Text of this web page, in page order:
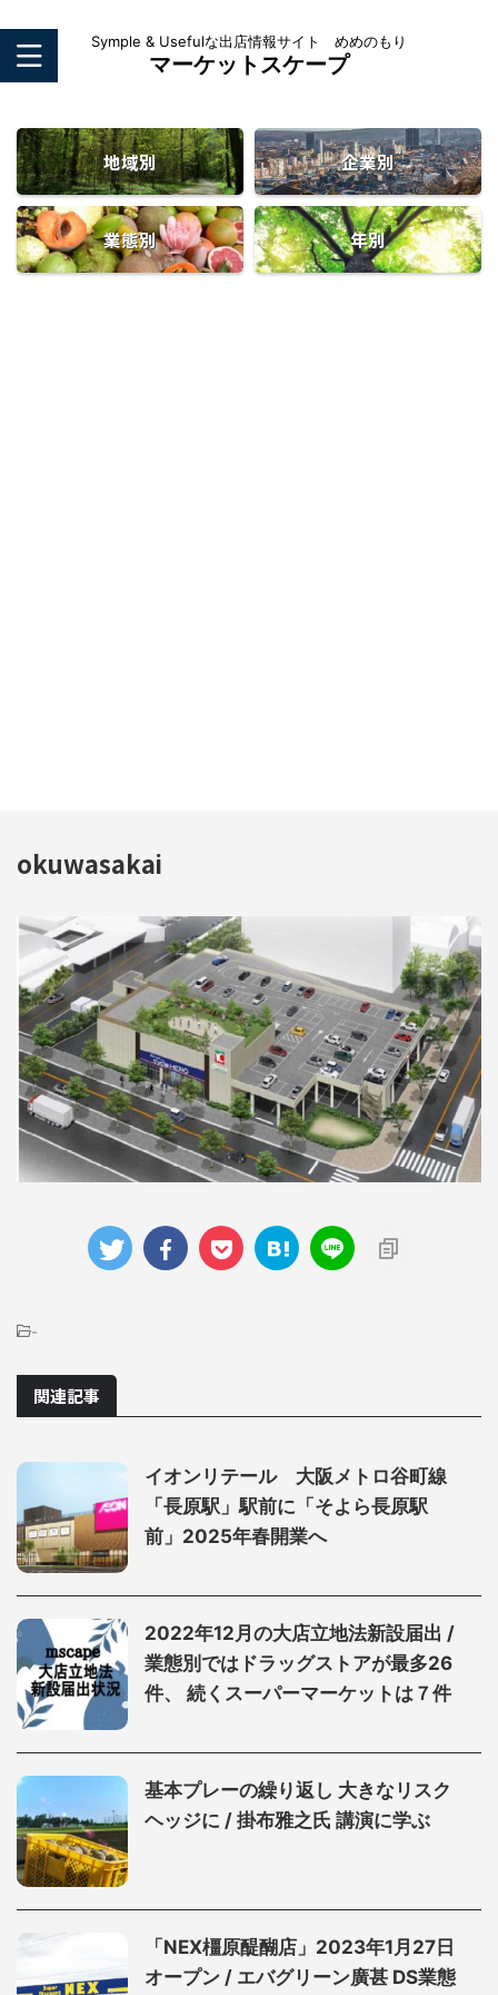
Symple & Usefulな出店情報サイト めめのもり
マーケットスケープ
地域別 企業別
業態別 年別
okuwasakai
-
関連記事
イオンリテール 大阪メトロ谷町線
「長原駅」駅前に「そよら長原駅
前」2025年春開業へ
2022年12月の大店立地法新設届出 /
業態別ではドラッグストアが最多26
件、 続くスーパーマーケットは７件
基本プレーの繰り返し 大きなリスク
ヘッジに / 掛布雅之氏 講演に学ぶ
「NEX橿原醍醐店」2023年1月27日
オープン / エバグリーン廣甚 DS業態